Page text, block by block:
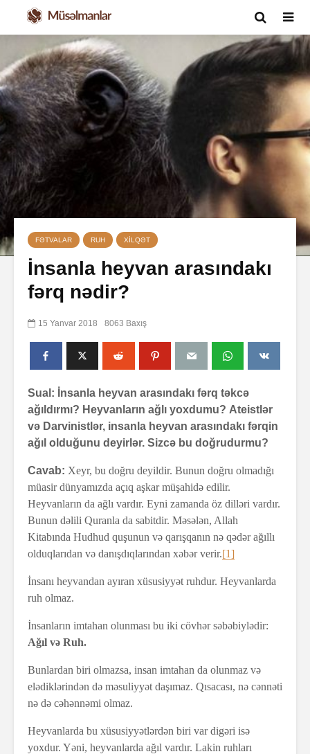
FƏTVALAR RUH XILQƏT
İnsanla heyvan arasındakı
fərq nədir?
15 Yanvar 2018 8063 Baxış
Sual: İnsanla heyvan arasındakı fərq təkcə
ağıldırmı? Heyvanların ağlı yoxdumu? Ateistlər
və Darvinistlər, insanla heyvan arasındakı fərqin
ağıl olduğunu deyirlər. Sizcə bu doğrudurmu?
Cavab: Xeyr, bu doğru deyildir. Bunun doğru olmadığı
müasir dünyamızda açıq aşkar müşahidə edilir.
Heyvanların da ağlı vardır. Eyni zamanda öz dilləri vardır.
Bunun dəlili Quranla da sabitdir. Məsələn, Allah
Kitabında Hudhud quşunun və qarışqanın nə qədər ağıllı
olduqlarıdan və danışdıqlarından xəbər verir.[1]
İnsanı heyvandan ayıran xüsusiyyət ruhdur. Heyvanlarda
ruh olmaz.
İnsanların imtahan olunması bu iki cövhər səbəbiylədir:
Ağıl və Ruh.
Bunlardan biri olmazsa, insan imtahan da olunmaz və
elədiklərindən də məsuliyyət daşımaz. Qısacası, nə cənnəti
nə də cəhənnəmi olmaz.
Heyvanlarda bu xüsusiyyətlərdən biri var digəri isə
yoxdur. Yəni, heyvanlarda ağıl vardır. Lakin ruhları